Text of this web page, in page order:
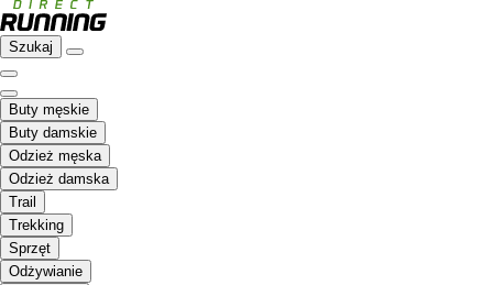
Szukaj
Buty męskie
Buty damskie
Odzież męska
Odzież damska
Trail
Trekking
Sprzęt
Odżywianie